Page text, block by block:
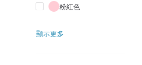
粉紅色
顯示更多